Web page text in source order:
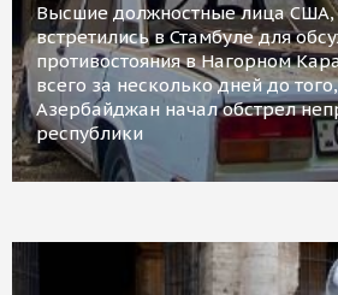
Высшие должностные лица США,
встретились в Стамбуле для
противостояния в Нагорном
всего за несколько дней до
Азербайджан начал обстрел
республики